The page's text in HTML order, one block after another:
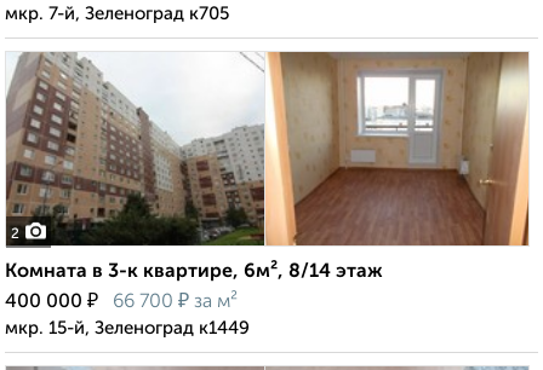
мкр. 7-й, Зеленоград к705
2
Комната в 3-к квартире, 6м², 8/14 этаж
400 000 ₽ 66 700 ₽ за м²
мкр. 15-й, Зеленоград к1449